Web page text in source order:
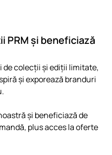
PRM și beneficiază
de colecții și ediții limitate,
și exporează branduri
și beneficiază de
plus acces la oferte